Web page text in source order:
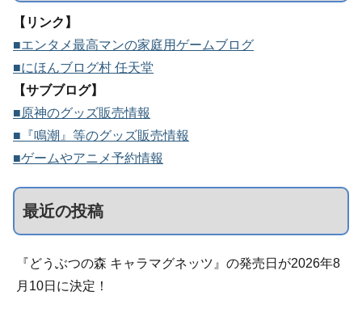
【リンク】
■エンタメ最高マンの家庭用ゲームブログ
■にほんブログ村 任天堂
【サブブログ】
■原神のグッズ販売情報
■『鳴潮』等のグッズ販売情報
■ゲームやアニメ予約情報
最近の投稿
『どうぶつの森 キャラマグネッツ』の発売日が2026年8
月10日に決定！